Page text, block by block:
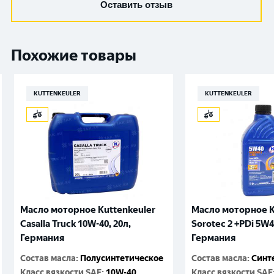
Оставить отзыв
Похожие товары
KUTTENKEULER
Масло моторное Kuttenkeuler
Casalla Truck 10W-40, 20л,
Германия
Состав масла: Полусинтетическое
KUTTENKEULER
Масло моторное
Sorotec 2 +PDi
Германия
Состав масла: